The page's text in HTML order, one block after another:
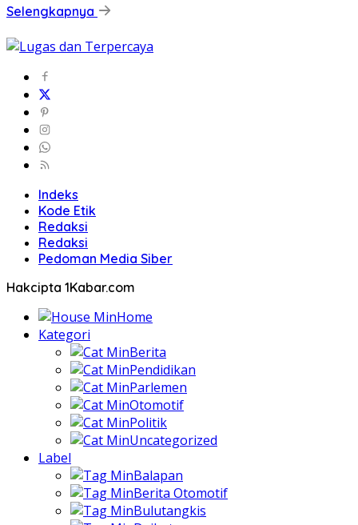
Selengkapnya
Indeks
Kode Etik
Redaksi
Redaksi
Pedoman Media Siber
Hakcipta 1Kabar.com
Home
Kategori
Berita
Pendidikan
Parlemen
Otomotif
Politik
Uncategorized
Label
Balapan
Berita Otomotif
Bulutangkis